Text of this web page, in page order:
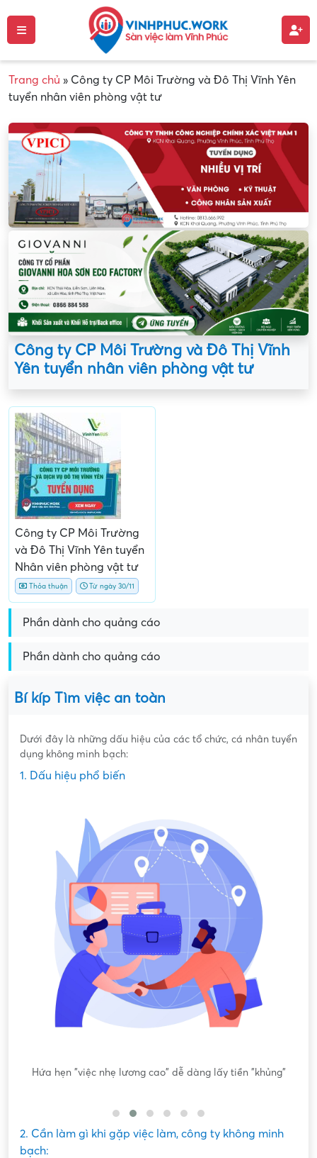
Trang chủ » Công ty CP Môi Trường và Đô Thị Vĩnh Yên
tuyển nhân viên phòng vật tư
Công ty CP Môi Trường và Đô Thị Vĩnh
Yên tuyển nhân viên phòng vật tư
Công ty CP Môi Trường
và Đô Thị Vĩnh Yên tuyển
Nhân viên phòng vật tư
Thỏa thuận Từ ngày 30/11
Phần dành cho quảng cáo
Phần dành cho quảng cáo
Bí kíp Tìm việc an toàn
Dưới đây là những dấu hiệu của các tổ chức, cá nhân tuyển
dụng không minh bạch:
1. Dấu hiệu phổ biến
Hứa hẹn "việc nhẹ lương cao" dễ dàng lấy tiền "khủng"
2. Cần làm gì khi gặp việc làm, công ty không minh
bạch: